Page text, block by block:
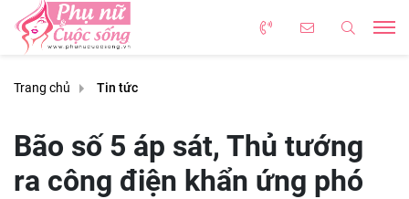
Trang chủ Tin tức
Bão số 5 áp sát, Thủ tướng
ra công điện khẩn ứng phó